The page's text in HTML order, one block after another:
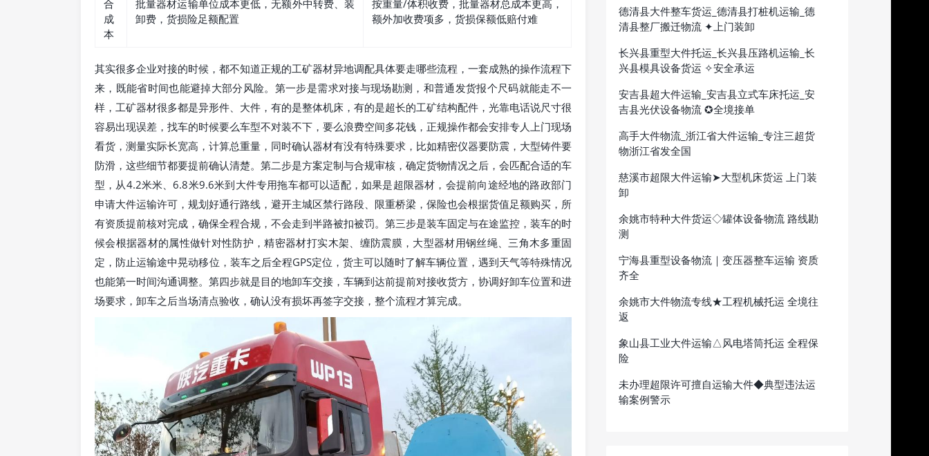
合
成
本
批量器材运输单位成本更低，无额外中转费、装
卸费，货损险足额配置
按重量/体积收费，批量器材总成本更高，
额外加收费项多，货损保额低赔付难
其实很多企业对接的时候，都不知道正规的工矿器材异地调配具体要走哪些流程，一套成熟的操作流程下
来，既能省时间也能避掉大部分风险。第一步是需求对接与现场勘测，和普通发货报个尺码就能走不一
样，工矿器材很多都是异形件、大件，有的是整体机床，有的是超长的工矿结构配件，光靠电话说尺寸很
容易出现误差，找车的时候要么车型不对装不下，要么浪费空间多花钱，正规操作都会安排专人上门现场
看货，测量实际长宽高，计算总重量，同时确认器材有没有特殊要求，比如精密仪器要防震，大型铸件要
防滑，这些细节都要提前确认清楚。第二步是方案定制与合规审核，确定货物情况之后，会匹配合适的车
型，从4.2米米、6.8米9.6米到大件专用拖车都可以适配，如果是超限器材，会提前向途经地的路政部门
申请大件运输许可，规划好通行路线，避开主城区禁行路段、限重桥梁，保险也会根据货值足额购买，所
有资质提前核对完成，确保全程合规，不会走到半路被扣被罚。第三步是装车固定与在途监控，装车的时
候会根据器材的属性做针对性防护，精密器材打实木架、缠防震膜，大型器材用钢丝绳、三角木多重固
定，防止运输途中晃动移位，装车之后全程GPS定位，货主可以随时了解车辆位置，遇到天气等特殊情况
也能第一时间沟通调整。第四步就是目的地卸车交接，车辆到达前提前对接收货方，协调好卸车位置和进
场要求，卸车之后当场清点验收，确认没有损坏再签字交接，整个流程才算完成。
德清县大件整车货运_德清县打桩机运输_德
清县整厂搬迁物流 ✦上门装卸
长兴县重型大件托运_长兴县压路机运输_长
兴县模具设备货运 ✧安全承运
安吉县超大件运输_安吉县立式车床托运_安
吉县光伏设备物流 ✪全境接单
高手大件物流_浙江省大件运输_专注三超货
物浙江省发全国
慈溪市超限大件运输➤大型机床货运 上门装
卸
余姚市特种大件货运◇罐体设备物流 路线勘
测
宁海县重型设备物流｜变压器整车运输 资质
齐全
余姚市大件物流专线★工程机械托运 全境往
返
象山县工业大件运输△风电塔筒托运 全程保
险
未办理超限许可擅自运输大件◆典型违法运
输案例警示